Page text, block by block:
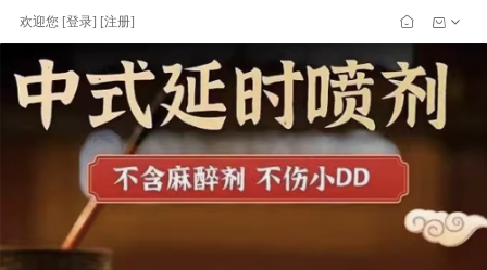
欢迎您 [登录] [注册]